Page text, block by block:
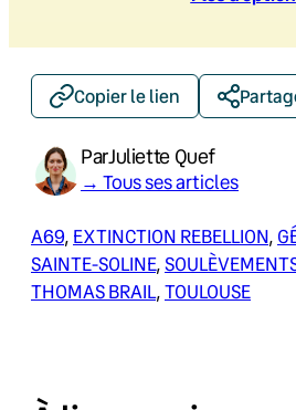
Copier le lien
ParJuliette Quef
→ Tous ses articles
A69, EXTINCTION REBELLION,
SAINTE-SOLINE,
THOMAS BRAIL, TOULOUSE